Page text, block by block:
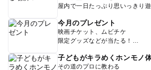
屋内で一日たっぷり思いっきり
今月のプレゼント
映画チケット、ムビチケ
限定グッズなどが当たる！
子どもがキラめくホンモノ
その道のプロに教わる